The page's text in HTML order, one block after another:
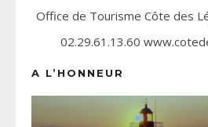
Office de Tourisme Côte des
02.29.61.13.60
A L’HONNEUR